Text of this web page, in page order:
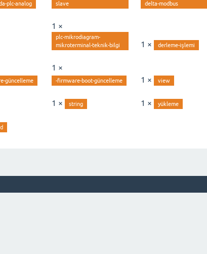
plc-analog
slave
delta-modbus
1 ×
plc-mikrodiagram-
mikroterminal-teknik-bilgi
1 × derleme-işlemi
güncelleme
1 ×
-firmware-boot-güncelleme 1 × view
1 × string 1 × yükleme